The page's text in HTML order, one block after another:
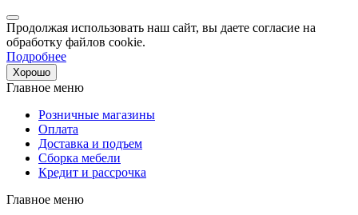
Продолжая использовать наш сайт, вы даете согласие на
обработку файлов cookie.
Подробнее
Хорошо
Главное меню
Розничные магазины
Оплата
Доставка и подъем
Сборка мебели
Кредит и рассрочка
Главное меню